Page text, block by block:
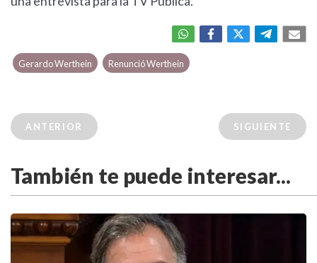
Gerardo Werthein Renunció Werthein
ANTERIOR SIGUIENTE
También te puede interesar...